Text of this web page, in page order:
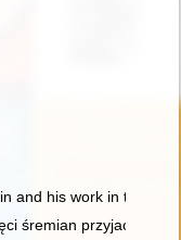
and his work in the
śremian przyjaciół